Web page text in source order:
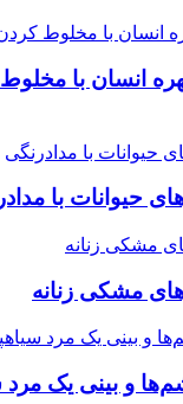
انسان با
حیوانات با
مشکی زنانه
و بینی یک